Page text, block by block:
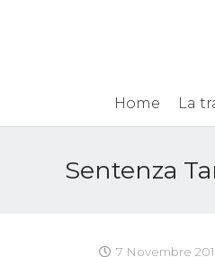
Home La
Sentenza
7 Novembre